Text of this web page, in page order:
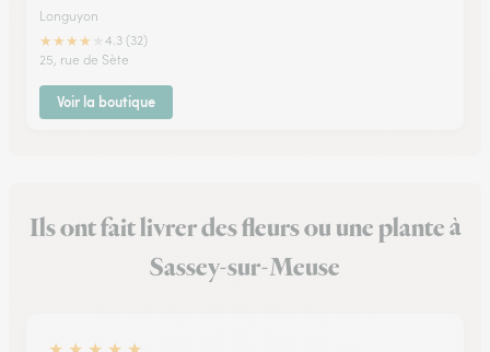
Longuyon
★★★★
4.3 (32)
25, rue de Sète
Voir la boutique
Ils ont fait livrer des fleurs ou une plante à
Sassey-sur-Meuse